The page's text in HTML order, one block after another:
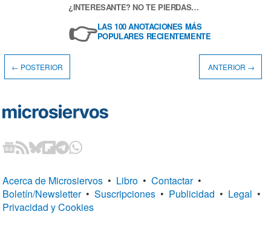
¿INTERESANTE? NO TE PIERDAS…
👉LAS 100 ANOTACIONES MÁS
POPULARES RECIENTEMENTE
← POSTERIOR ANTERIOR →
Acerca de Microsiervos • Libro • Contactar •
Boletín/Newsletter • Suscripciones • Publicidad • Legal •
Privacidad y Cookies